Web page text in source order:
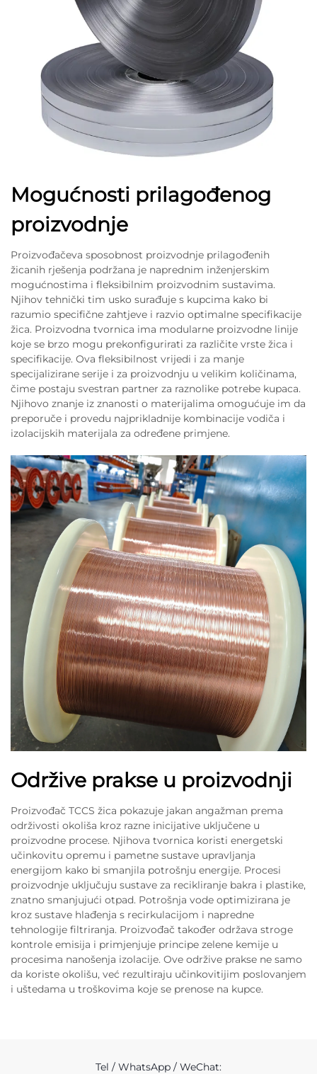
Mogućnosti prilagođenog
proizvodnje
Proizvođačeva sposobnost proizvodnje prilagođenih
žicanih rješenja podržana je naprednim inženjerskim
mogućnostima i fleksibilnim proizvodnim sustavima.
Njihov tehnički tim usko surađuje s kupcima kako bi
razumio specifične zahtjeve i razvio optimalne specifikacije
žica. Proizvodna tvornica ima modularne proizvodne linije
koje se brzo mogu prekonfigurirati za različite vrste žica i
specifikacije. Ova fleksibilnost vrijedi i za manje
specijalizirane serije i za proizvodnju u velikim količinama,
čime postaju svestran partner za raznolike potrebe kupaca.
Njihovo znanje iz znanosti o materijalima omogućuje im da
preporuče i provedu najprikladnije kombinacije vodiča i
izolacijskih materijala za određene primjene.
Održive prakse u proizvodnji
Proizvođač TCCS žica pokazuje jakan angažman prema
održivosti okoliša kroz razne inicijative uključene u
proizvodne procese. Njihova tvornica koristi energetski
učinkovitu opremu i pametne sustave upravljanja
energijom kako bi smanjila potrošnju energije. Procesi
proizvodnje uključuju sustave za recikliranje bakra i plastike,
znatno smanjujući otpad. Potrošnja vode optimizirana je
kroz sustave hlađenja s recirkulacijom i napredne
tehnologije filtriranja. Proizvođač također održava stroge
kontrole emisija i primjenjuje principe zelene kemije u
procesima nanošenja izolacije. Ove održive prakse ne samo
da koriste okolišu, već rezultiraju učinkovitijim poslovanjem
i uštedama u troškovima koje se prenose na kupce.
Tel / WhatsApp / WeChat: